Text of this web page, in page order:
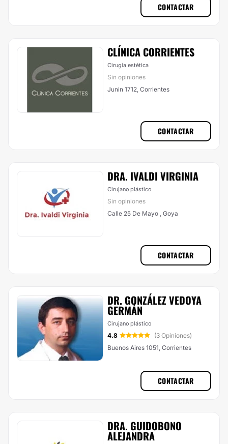
CONTACTAR
CLÍNICA CORRIENTES
Cirugía estética
Sin opiniones
Junin 1712, Corrientes
CONTACTAR
DRA. IVALDI VIRGINIA
Cirujano plástico
Sin opiniones
Calle 25 De Mayo , Goya
CONTACTAR
DR. GONZÁLEZ VEDOYA
GERMÁN
Cirujano plástico
4.8
(3 Opiniones)
Buenos Aires 1051, Corrientes
CONTACTAR
DRA. GUIDOBONO
ALEJANDRA